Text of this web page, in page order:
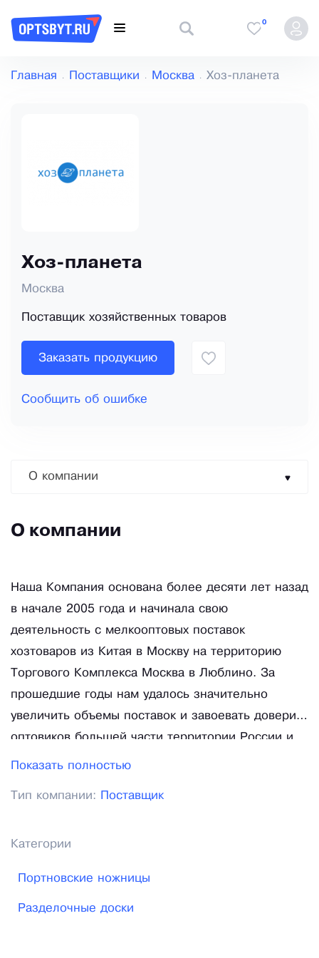
0
Главная Поставщики Москва Хоз-планета
Хоз-планета
Москва
Поставщик хозяйственных товаров
Заказать продукцию
Сообщить об ошибке
О компании
О компании
Наша Компания основана более десяти лет назад
в начале 2005 года и начинала свою
деятельность с мелкооптовых поставок
хозтоваров из Китая в Москву на территорию
Торгового Комплекса Москва в Люблино. За
прошедшие годы нам удалось значительно
увеличить объемы поставок и завоевать доверие
оптовиков большей части территории России и
стран СНГ. В середине 2014 года нами был
годы внешний вид магазина менялся, менялась
сегодняшний день наш оптовый Интернет-
базой данных складов и все товары
представленные на сайте всегда есть в наличии
Показать полностью
Тип компании: Поставщик
Категории
Портновские ножницы
Разделочные доски